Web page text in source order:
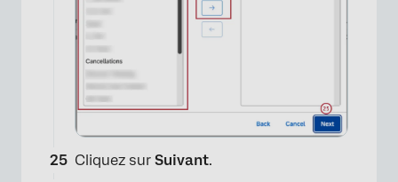
×
Cliquez sur Suivant.